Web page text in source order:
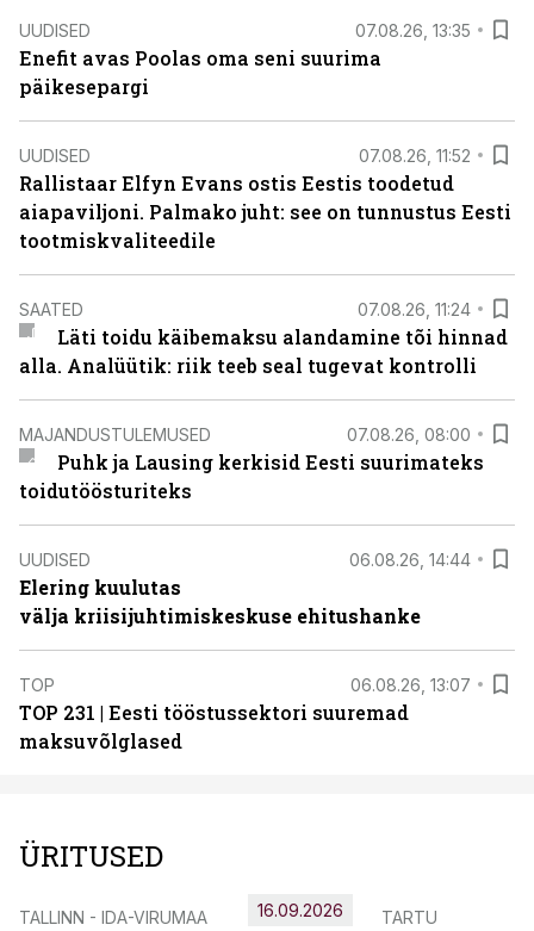
UUDISED 07.08.26, 13:35
Enefit avas Poolas oma seni suurima
päikesepargi
UUDISED 07.08.26, 11:52
Rallistaar Elfyn Evans ostis Eestis toodetud
aiapaviljoni. Palmako juht: see on tunnustus Eesti
tootmiskvaliteedile
SAATED 07.08.26, 11:24
Läti toidu käibemaksu alandamine tõi hinnad
alla. Analüütik: riik teeb seal tugevat kontrolli
MAJANDUSTULEMUSED 07.08.26, 08:00
Puhk ja Lausing kerkisid Eesti suurimateks
toidutöösturiteks
UUDISED 06.08.26, 14:44
Elering kuulutas
välja kriisijuhtimiskeskuse ehitushanke
TOP 06.08.26, 13:07
TOP 231 | Eesti tööstussektori suuremad
maksuvõlglased
ÜRITUSED
TALLINN - IDA-VIRUMAA 16.09.2026 TARTU